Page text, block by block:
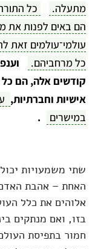
מתעלה.
כל
הם באים לפנות את
עולמי־עולמים זאת
כל מרחביהם.
קודשים אלה, הם כל
אישיות וחברתיות, עד
במישרים
שתי משמעויות
האחת – אהבת האדם
אלוהים את כלל
בזו, ואם מנתקים
חמור בתפיסת